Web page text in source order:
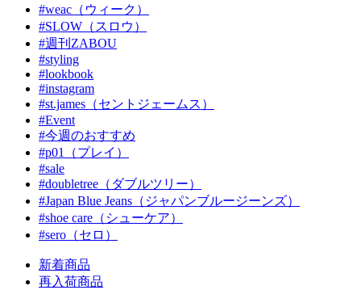
#weac（ウィーク）
#SLOW（スロウ）
#週刊ZABOU
#styling
#lookbook
#instagram
#st.james（セントジェームス）
#Event
#今週のおすすめ
#p01（プレイ）
#sale
#doubletree（ダブルツリー）
#Japan Blue Jeans（ジャパンブルージーンズ）
#shoe care（シューケア）
#sero（セロ）
新着商品
再入荷商品